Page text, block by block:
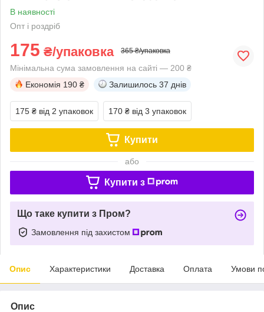
В наявності
Опт і роздріб
175 ₴/упаковка 365 ₴/упаковка
Мінімальна сума замовлення на сайті — 200 ₴
Економія 190 ₴ Залишилось 37 днів
175 ₴ від 2 упаковок 170 ₴ від 3 упаковок
Купити
або
Купити з
Що таке купити з Пром?
Замовлення під захистом
Опис Характеристики Доставка Оплата Умови
Опис